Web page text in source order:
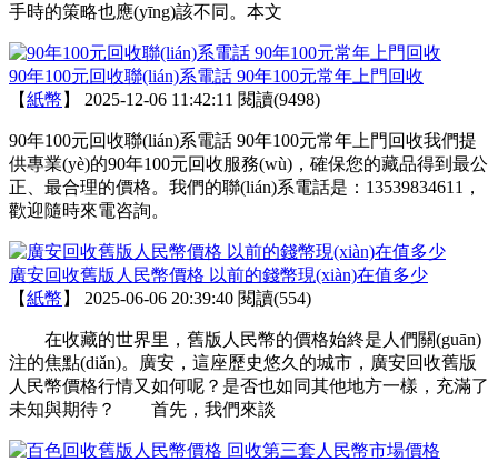
手時的策略也應(yīng)該不同。本文
90年100元回收聯(lián)系電話 90年100元常年上門回收
【紙幣 】 2025-12-06 11:42:11 閱讀(9498)
90年100元回收聯(lián)系電話 90年100元常年上門回收我們提
供專業(yè)的90年100元回收服務(wù)，確保您的藏品得到最公
正、最合理的價格。我們的聯(lián)系電話是：13539834611，
歡迎隨時來電咨詢。
廣安回收舊版人民幣價格 以前的錢幣現(xiàn)在值多少
【紙幣 】 2025-06-06 20:39:40 閱讀(554)
在收藏的世界里，舊版人民幣的價格始終是人們關(guān)
注的焦點(diǎn)。廣安，這座歷史悠久的城市，廣安回收舊版
人民幣價格行情又如何呢？是否也如同其他地方一樣，充滿了
未知與期待？ 首先，我們來談